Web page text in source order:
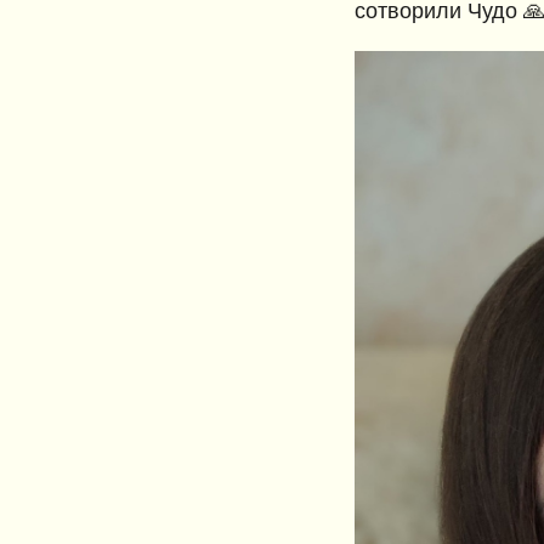
сотворили Чудо 🙏